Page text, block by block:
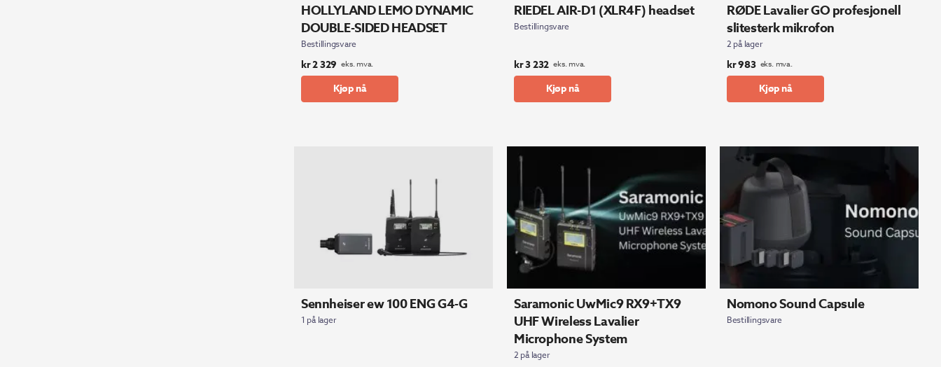
HOLLYLAND LEMO DYNAMIC
DOUBLE-SIDED HEADSET
Bestillingsvare
kr2 329 eks. mva.
Kjøp nå
RIEDEL AIR-D1 (XLR4F) headset
Bestillingsvare
kr3 232 eks. mva.
Kjøp nå
RØDE Lavalier GO profesjonell
slitesterk mikrofon
2 på lager
kr983 eks. mva.
Kjøp nå
Sennheiser ew 100 ENG G4-G
1 på lager
Saramonic UwMic9 RX9+TX9
UHF Wireless Lavalier
Microphone System
2 på lager
Nomono Sound Capsule
Bestillingsvare